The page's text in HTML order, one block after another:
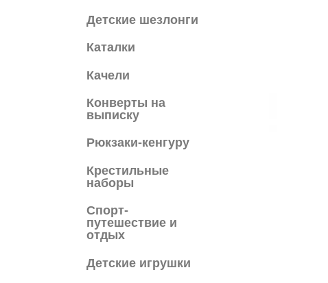
Детские шезлонги
Каталки
Качели
Конверты на
выписку
Рюкзаки-кенгуру
Крестильные
наборы
Спорт-
путешествие и
отдых
Детские игрушки